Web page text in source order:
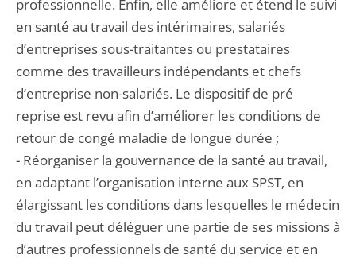
professionnelle. Enfin, elle améliore et étend le suivi
en santé au travail des intérimaires, salariés
d’entreprises sous-traitantes ou prestataires
comme des travailleurs indépendants et chefs
d’entreprise non-salariés. Le dispositif de pré
reprise est revu afin d’améliorer les conditions de
retour de congé maladie de longue durée ;
- Réorganiser la gouvernance de la santé au travail,
en adaptant l’organisation interne aux SPST, en
élargissant les conditions dans lesquelles le médecin
du travail peut déléguer une partie de ses missions à
d’autres professionnels de santé du service et en